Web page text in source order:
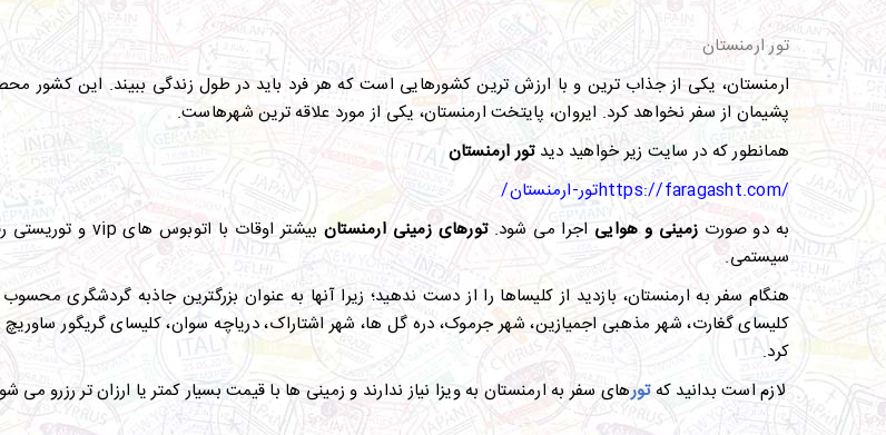
تور ارمنستان
ارمنستان، یکی از جذاب ترین و با ارزش ترین کشورهایی است که هر فرد باید در طول زندگی ببیند. این کشور
پشیمان از سفر نخواهد کرد. ایروان، پایتخت ارمنستان، یکی از مورد علاقه ترین شهرهاست.
همانطور که در سایت زیر خواهید دیدتور ارمنستان
https://faragasht.com/تور-ارمنستان/
به دو صورت زمینی و هوایی اجرا می شود.تورهای زمینی ارمنستان بیشتر اوقات با اتوبوس هایvipو توریستی
سیستمی.
هنگام سفر به ارمنستان، بازدید از کلیساها را از دست ندهید؛ زیرا آنها به عنوان بزرگترین جاذبه گردشگری
کلیسای گغارت، شهر مذهبی اجمیازین، شهر جرموک، دره گل ها، شهر اشتاراک، دریاچه سوان، کلیسای گریگور ساوریچ
کرد.
لازم است بدانید کهتورهای سفر به ارمنستان به ویزا نیاز ندارند و زمینی ها با قیمت بسیار کمتر یا ارزان تر رزرو